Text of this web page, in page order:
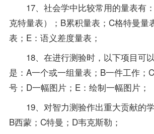
17、社会学中比较常用的量表有
克特量表）；B累积量表；C格特曼量
表；E：语义差度量表；
18、在进行测验时，以下项目可
是：A一个或一组量表；B一件工作；
号；D一幅图片；E：绘制一幅图片；
19、对智力测验作出重大贡献的学
B西蒙；C特曼；D韦克斯勒；